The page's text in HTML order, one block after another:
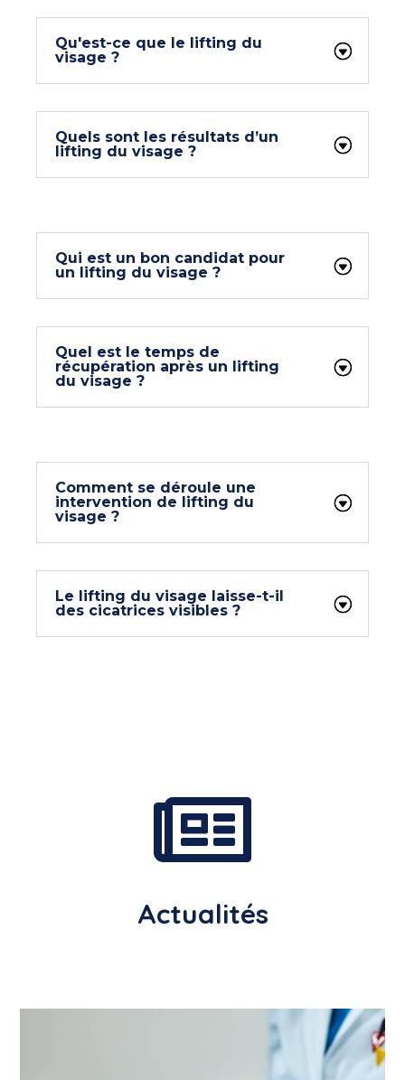
Qu'est-ce que le lifting du
visage ?
Quels sont les résultats d’un
lifting du visage ?
Qui est un bon candidat pour
un lifting du visage ?
Quel est le temps de
récupération après un lifting
du visage ?
Comment se déroule une
intervention de lifting du
visage ?
Le lifting du visage laisse-t-il
des cicatrices visibles ?

Actualités